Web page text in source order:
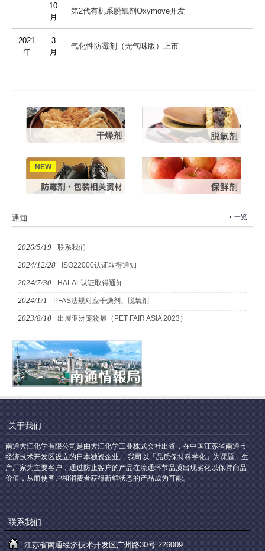
10
月
第2代有机系脱氧剂Oxymove开发
2021
年
3
月
气化性防霉剂（无气味版）上市
通知 一览
2026/5/19 联系我们
2024/12/28 ISO22000认证取得通知
2024/7/30 HALAL认证取得通知
2024/1/1 PFAS法规对应干燥剂、脱氧剂
2023/8/10 出展亚洲宠物展（PET FAIR ASIA 2023）
关于我们
南通大江化学有限公司是由大江化学工业株式会社出资，在中国江苏省南通市
经济技术开发区设立的日本独资企业。 我司以「品质保持科学化」为课题，生
产厂家为主要客户，通过防止客户的产品在流通环节品质出现劣化以保持商品
价值，从而使客户和消费者获得新鲜状态的产品成为可能。
联系我们
江苏省南通经济技术开发区广州路30号 226009